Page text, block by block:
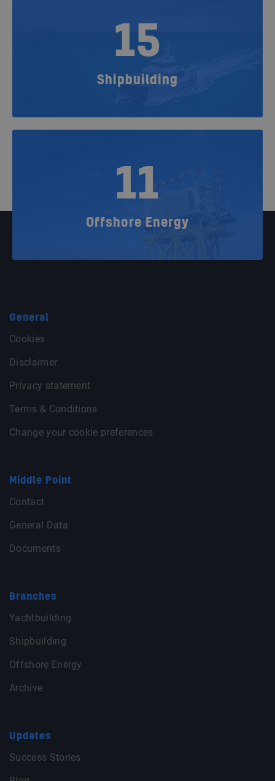
15
Shipbuilding
11
Offshore Energy
General
Cookies
Disclaimer
Privacy statement
Terms & Conditions
Change your cookie preferences
Middle Point
Contact
General Data
Documents
Branches
Yachtbuilding
Shipbuilding
Offshore Energy
Archive
Updates
Success Stories